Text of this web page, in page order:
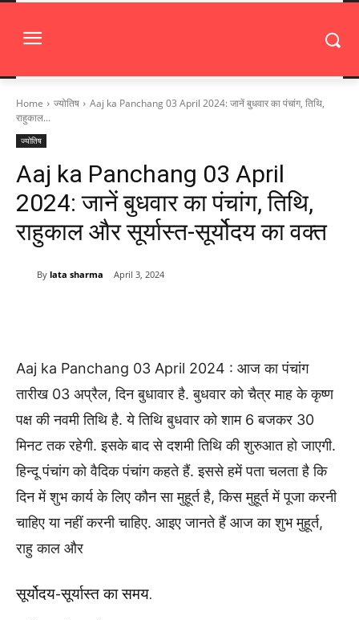
Home ज्योतिष
Aaj ka Panchang 03 April 2024: जानें बुधवार का पंचांग, तिथि,
राहुकाल...
ज्योतिष
Aaj ka Panchang 03 April
2024: जानें बुधवार का पंचांग, तिथि,
राहुकाल और सूर्यास्त-सूर्योदय का वक्त
By lata sharma April 3, 2024
Aaj ka Panchang 03 April 2024 : आज का पंचांग
तारीख 03 अप्रैल, दिन बुधावार है. बुधवार को चैत्र माह के कृष्ण
पक्ष की नवमी तिथि है. ये तिथि बुधवार को शाम 6 बजकर 30
मिनट तक रहेगी. इसके बाद से दशमी तिथि की शुरुआत हो जाएगी.
हिन्दू पंचांग को वैदिक पंचांग कहते हैं. इससे हमें पता चलता है कि
दिन में शुभ कार्य के लिए कौन सा मुहूर्त है, किस मुहूर्त में पूजा करनी
चाहिए या नहीं करनी चाहिए. आइए जानते हैं आज का शुभ मुहूर्त,
राहु काल और
सूर्योदय-सूर्यास्त का समय.